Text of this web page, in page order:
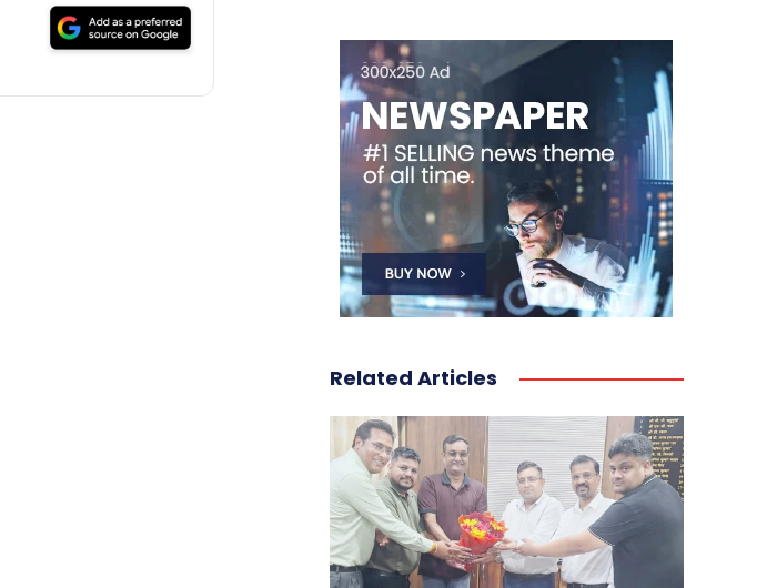
Related Articles